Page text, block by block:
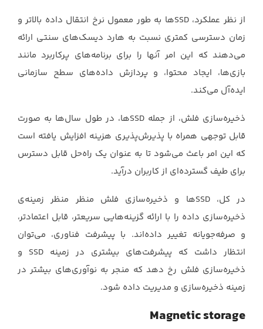
از نظر عملکرد، ‏SSDها به طور معمول نرخ انتقال داده بالاتر و
زمان دسترسی کمتری نسبت به هارد ‏دیسک‌های سنتی ارائه
می‌دهند که این امر آنها را برای برنامه‌های پرکاربرد مانند
بازی‌ها، ایجاد محتوا، و ‏پردازش داده‌های سطح سازمانی
ایده‌آل می‌کند.
ذخیره‌سازی فلش، از جمله ‏SSDها، در طول سال‌ها به ‏صورت
قابل توجهی همراه با پذیرش‌پذیری هزینه افزایش یافته است
که این امر باعث می‌شود تا به عنوان ‏یک راه‌حل قابل دسترس
برای طیف گسترده‌ای از کاربران درآید.‏
در کل، ‏SSDها و ذخیره‌سازی فلش منظر منظر زمینه‌ی
ذخیره‌سازی داده را با ارائه گزینه‌هایی سریعتر، ‏قابل اعتمادتر،
و صرفه‌جویانه تغییر داده‌اند. با پیشرفت فناوری، می‌توان
انتظار داشت که پیشرفت‌های ‏بیشتری در زمینه ‏SSD‏ و
ذخیره‌سازی فلش رخ دهد که منجر به نوآوری‌های بیشتر در
زمینه ذخیره‌سازی ‏و مدیریت داده شود.‏
Magnetic storage